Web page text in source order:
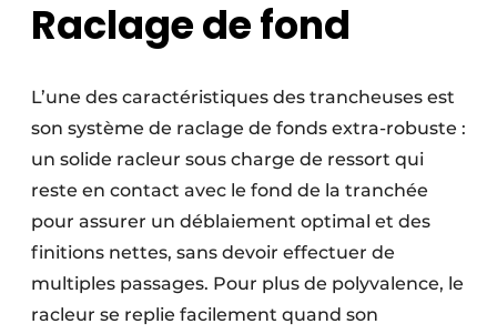
Raclage de fond
L’une des caractéristiques des trancheuses est
son système de raclage de fonds extra-robuste :
un solide racleur sous charge de ressort qui
reste en contact avec le fond de la tranchée
pour assurer un déblaiement optimal et des
finitions nettes, sans devoir effectuer de
multiples passages. Pour plus de polyvalence, le
racleur se replie facilement quand son